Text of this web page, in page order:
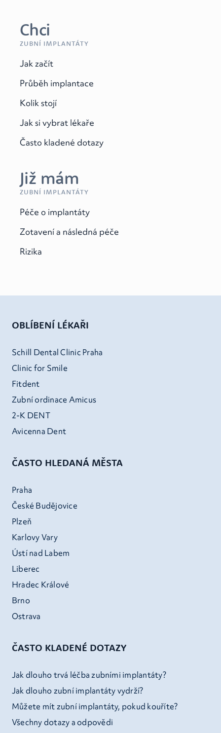
Chci
ZUBNÍ IMPLANTÁTY
Jak začít
Průběh implantace
Kolik stojí
Jak si vybrat lékaře
Často kladené dotazy
Již mám
ZUBNÍ IMPLANTÁTY
Péče o implantáty
Zotavení a následná péče
Rizika
OBLÍBENÍ LÉKAŘI
Schill Dental Clinic Praha
Clinic for Smile
Fitdent
Zubní ordinace Amicus
2-K DENT
Avicenna Dent
ČASTO HLEDANÁ MĚSTA
Praha
České Budějovice
Plzeň
Karlovy Vary
Ústí nad Labem
Liberec
Hradec Králové
Brno
Ostrava
ČASTO KLADENÉ DOTAZY
Jak dlouho trvá léčba zubními implantáty?
Jak dlouho zubní implantáty vydrží?
Můžete mít zubní implantáty, pokud kouříte?
Všechny dotazy a odpovědi